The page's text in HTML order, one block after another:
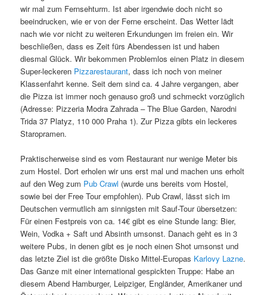
wir mal zum Fernsehturm. Ist aber irgendwie doch nicht so
beeindrucken, wie er von der Ferne erscheint. Das Wetter lädt
nach wie vor nicht zu weiteren Erkundungen im freien ein. Wir
beschließen, dass es Zeit fürs Abendessen ist und haben
diesmal Glück. Wir bekommen Problemlos einen Platz in diesem
Super-leckeren Pizzarestaurant, dass ich noch von meiner
Klassenfahrt kenne. Seit dem sind ca. 4 Jahre vergangen, aber
die Pizza ist immer noch genauso groß und schmeckt vorzüglich
(Adresse: Pizzeria Modra Zahrada – The Blue Garden, Narodni
Trida 37 Platyz, 110 000 Praha 1). Zur Pizza gibts ein leckeres
Staropramen.
Praktischerweise sind es vom Restaurant nur wenige Meter bis
zum Hostel. Dort erholen wir uns erst mal und machen uns erholt
auf den Weg zum Pub Crawl (wurde uns bereits vom Hostel,
sowie bei der Free Tour empfohlen). Pub Crawl, lässt sich im
Deutschen vermutlich am sinnigsten mit Sauf-Tour übersetzen:
Für einen Festpreis von ca. 14€ gibt es eine Stunde lang: Bier,
Wein, Vodka + Saft und Absinth umsonst. Danach geht es in 3
weitere Pubs, in denen gibt es je noch einen Shot umsonst und
das letzte Ziel ist die größte Disko Mittel-Europas Karlovy Lazne.
Das Ganze mit einer international gespickten Truppe: Habe an
diesem Abend Hamburger, Leipziger, Engländer, Amerikaner und